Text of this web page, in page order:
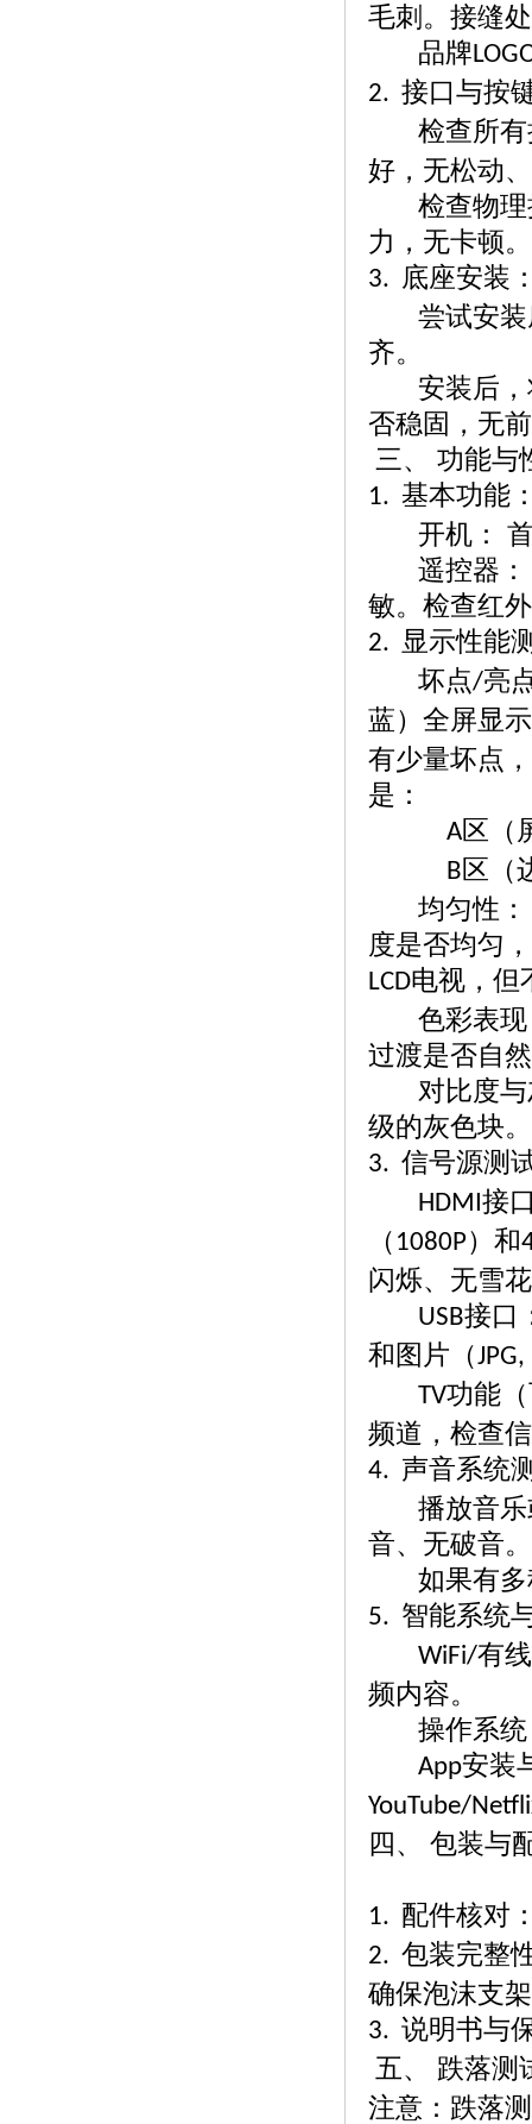
毛刺。接缝
品牌
2. 接口与按
检查所
好，无松动
检查物
力，无卡顿。
3. 底座安装
尝试安
齐。
安装后
否稳固，无
三、
功能与
1. 基本功能
开机：
遥控器：
敏。检查红
2. 显示性能
坏点/亮
蓝）全屏显
有少量坏点
是：
A区（
B区（
均匀性：
度是否均匀
LCD电视，但
色彩表
过渡是否自
对比度
级的灰色块。
3. 信号源测
HDMI接
（ 1080P）和
闪烁、无雪
USB接口
和图片（
TV功能
频道，检查
4. 声音系统
播放音
音、无破音。
如果有
5. 智能系统
WiFi/有
频内容。
操作系
App安装
YouTube/
四、 包装与
1. 配件核对
2. 包装完整
确保泡沫支
3. 说明书与
五、
跌落测
注意：跌落